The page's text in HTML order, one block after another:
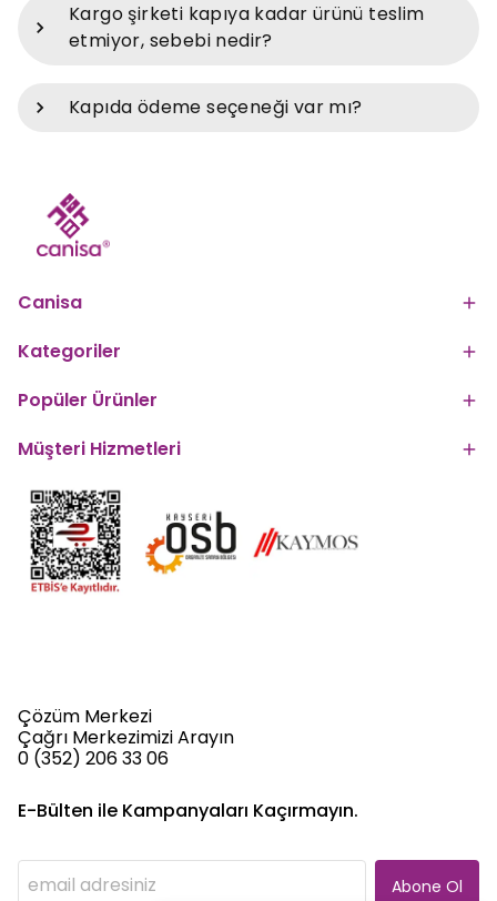
Kargo şirketi kapıya kadar ürünü teslim
etmiyor, sebebi nedir?
Kapıda ödeme seçeneği var mı?
Canisa
Kategoriler
Popüler Ürünler
Müşteri Hizmetleri
Çözüm Merkezi
Çağrı Merkezimizi Arayın
0 (352) 206 33 06
E-Bülten ile Kampanyaları Kaçırmayın.
Abone Ol